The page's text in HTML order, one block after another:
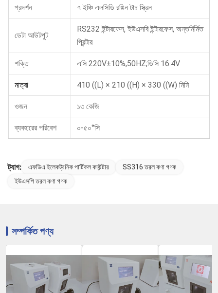
প্রদর্শন ৭ ইঞ্চি এলসিডি রঙিন টাচ স্ক্রিন
ডেটা আউটপুট
RS232 ইন্টারফেস, ইউএসবি ইন্টারফেস, অন্তর্নির্মিত
প্রিন্টার
শক্তি এসি 220V±10%,50HZ;ডিসি 16.4V
মাত্রা 410 ((L) × 210 ((H) × 330 ((W) মিমি
ওজন ১৩ কেজি
ব্যবহারের পরিবেশ ০-৫০°সি
ট্যাগ: এফডিএ ইলেকট্রনিক পার্টিকল কাউন্টার
SS316 তরল কণা গণক
ইউএসপি তরল কণা গণক
সম্পর্কিত পণ্য